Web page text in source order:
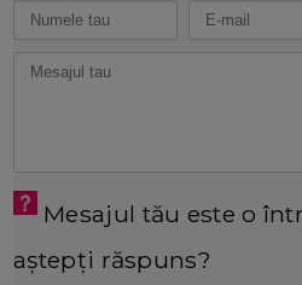
Mesajul tău este o
aștepți răspuns?